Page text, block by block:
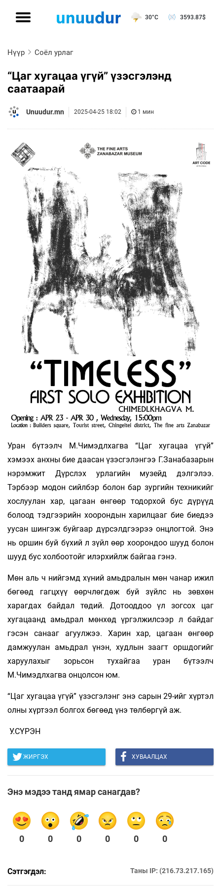
30°C 3593.87$
Нүүр Соёл урлаг
“Цаг хугацаа үгүй” үзэсгэлэнд
саатаарай
Unuudur.mn 2025-04-25 18:02 1 мин
Уран бүтээлч М.Чимэдлхагва “Цаг хугацаа үгүй”
хэмээх анхны бие даасан үзэсгэлэнгээ Г.Занабазарын
нэрэмжит Дүрслэх урлагийн музейд дэлгэлээ.
Тэрбээр модон сийлбэр болон бар зургийн техникийг
хослуулан хар, цагаан өнгөөр тодорхой бус дүрүүд
болоод тэдгээрийн хоорондын харилцааг бие биедээ
уусан шингэж буйгаар дүрсэлдгээрээ онцлогтой. Энэ
нь оршин буй бүхий л зүйл өөр хоорондоо шууд болон
шууд бус холбоотойг илэрхийлж байгаа гэнэ.
Мөн аль ч нийгэмд хүний амьдралын мөн чанар ижил
бөгөөд гагцхүү өөрчлөгдөж буй зүйлс нь зөвхөн
харагдах байдал төдий. Дотооддоо үл зогсох цаг
хугацаанд амьдрал мөнхөд үргэлжилсээр л байдаг
гэсэн санааг агуулжээ. Харин хар, цагаан өнгөөр
дамжуулан амьдрал үнэн, худлын заагт оршдогийг
харуулахыг зорьсон тухайгаа уран бүтээлч
М.Чимэдлхагва онцолсон юм.
“Цаг хугацаа үгүй” үзэсгэлэнг энэ сарын 29-ийг хүртэл
олны хүртээл болгох бөгөөд үнэ төлбөргүй аж.
У.СҮРЭН
ЖИРГЭХ ХУВААЛЦАХ
Энэ мэдээ танд ямар санагдав?
0 0 0 0 0 0
Сэтгэгдэл: Таны IP: (216.73.217.165)